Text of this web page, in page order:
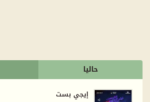
حاليا
إيجي بست